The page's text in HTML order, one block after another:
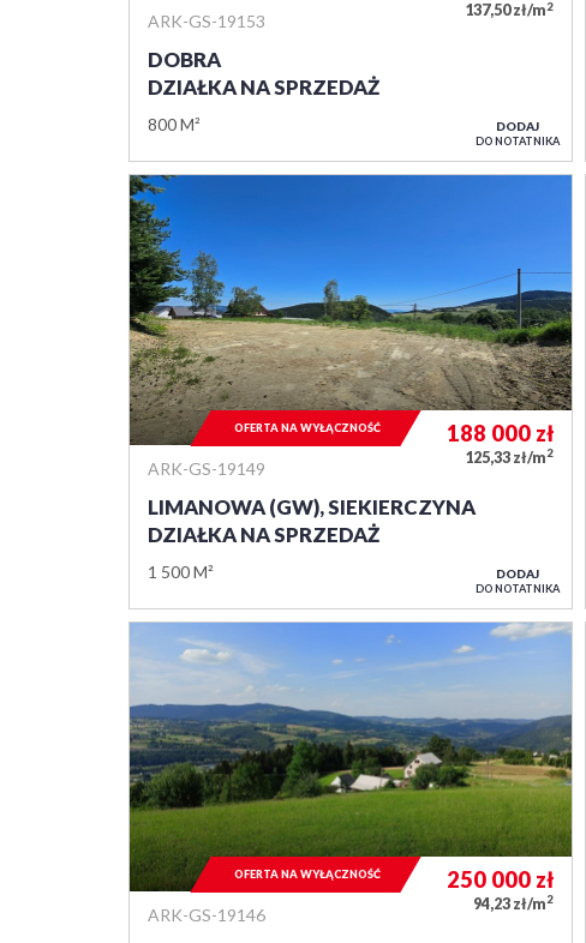
ARK-GS-19153
DOBRA
DZIAŁKA NA SPRZEDAŻ
800 M²
137,50 zł/m2
DODAJ
DO NOTATNIKA
ARK-GS-19149
LIMANOWA (GW), SIEKIERCZYNA
DZIAŁKA NA SPRZEDAŻ
1 500 M²
188 000 zł
125,33 zł/m2
OFERTA NA WYŁĄCZNOŚĆ
DODAJ
DO NOTATNIKA
ARK-GS-19146
250 000 zł
94,23 zł/m2
OFERTA NA WYŁĄCZNOŚĆ